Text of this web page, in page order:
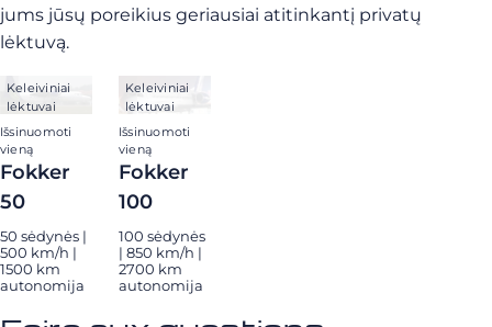
jums jūsų poreikius geriausiai atitinkantį privatų
lėktuvą.
Keleiviniai
lėktuvai
Išsinuomoti
vieną
Fokker
50
50 sėdynės |
500 km/h |
1500 km
autonomija
Keleiviniai
lėktuvai
Išsinuomoti
vieną
Fokker
100
100 sėdynės
| 850 km/h |
2700 km
autonomija